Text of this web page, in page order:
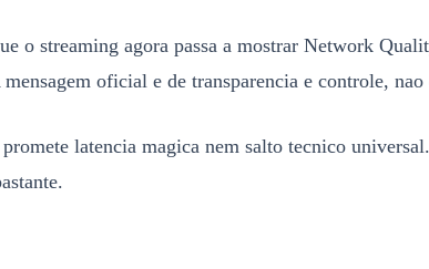
o streaming agora passa a mostrar Network
oficial e de transparencia e controle,
latencia magica nem salto tecnico